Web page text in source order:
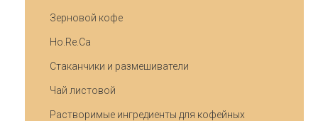
Зерновой кофе
Ho.Re.Ca
Стаканчики и размешиватели
Чай листовой
Растворимые ингредиенты для кофейных